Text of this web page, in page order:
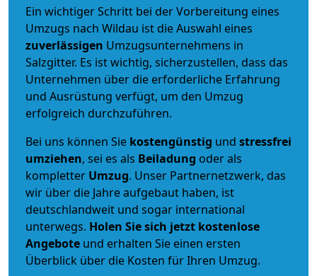
Ein wichtiger Schritt bei der Vorbereitung eines
Umzugs nach Wildau ist die Auswahl eines
zuverlässigen Umzugsunternehmens in
Salzgitter. Es ist wichtig, sicherzustellen, dass das
Unternehmen über die erforderliche Erfahrung
und Ausrüstung verfügt, um den Umzug
erfolgreich durchzuführen.
Bei uns können Sie kostengünstig und stressfrei
umziehen, sei es als Beiladung oder als
kompletter Umzug. Unser Partnernetzwerk, das
wir über die Jahre aufgebaut haben, ist
deutschlandweit und sogar international
unterwegs. Holen Sie sich jetzt kostenlose
Angebote und erhalten Sie einen ersten
Überblick über die Kosten für Ihren Umzug.